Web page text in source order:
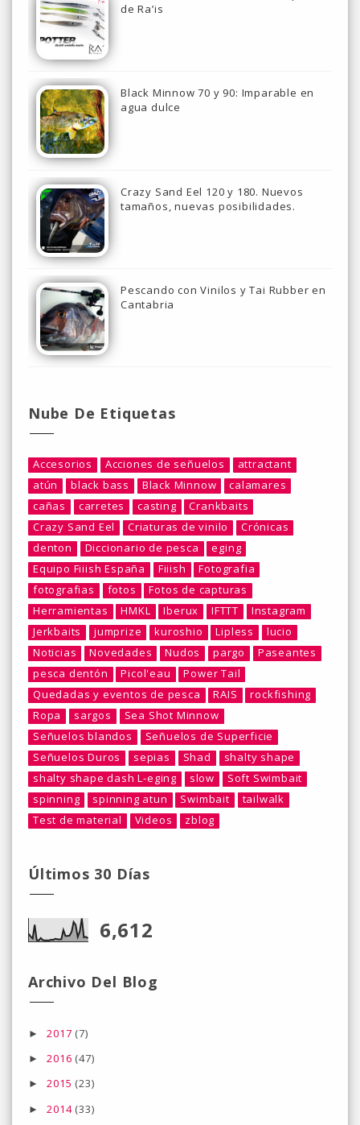
de Ra’is
Black Minnow 70 y 90: Imparable en
agua dulce
Crazy Sand Eel 120 y 180. Nuevos
tamaños, nuevas posibilidades.
Pescando con Vinilos y Tai Rubber en
Cantabria
Nube De Etiquetas
Accesorios Acciones de señuelos
attractant
atún
black bass Black Minnow
calamares
cañas
carretes casting
Crankbaits
Crazy Sand Eel
Criaturas de vinilo
Crónicas
denton
Diccionario de pesca
eging
Equipo Fiiish España
Fiiish
Fotografia
fotografias
fotos
Fotos de capturas
Herramientas
HMKL Iberux IFTTT
Instagram
Jerkbaits
jumprize kuroshio Lipless
lucio
Noticias
Novedades Nudos pargo
Paseantes
pesca dentón
Picol'eau
Power Tail
Quedadas y eventos de pesca
RAIS
rockfishing
Ropa
sargos
Sea Shot Minnow
Señuelos blandos
Señuelos de Superficie
Señuelos Duros
sepias Shad
shalty shape
shalty shape dash L-eging
slow
Soft Swimbait
spinning
spinning atun Swimbait
tailwalk
Test de material
Videos zblog
Últimos 30 Días
6,612
Archivo Del Blog
►2017 (7)
►2016 (47)
►2015 (23)
►2014 (33)